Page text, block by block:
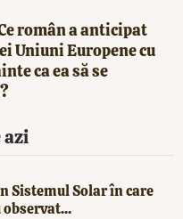
român a anticipat
Uniuni Europene cu
ca ea să se
azi
Sistemul Solar în care